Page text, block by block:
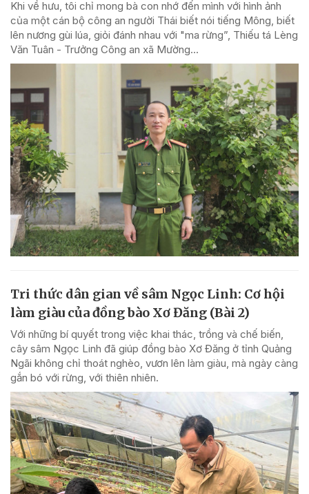
Khi về hưu, tôi chỉ mong bà con nhớ đến mình với hình ảnh
của một cán bộ công an người Thái biết nói tiếng Mông, biết
lên nương gùi lúa, giỏi đánh nhau với "ma rừng”, Thiếu tá Lèng
Văn Tuân - Trưởng Công an xã Mường...
Tri thức dân gian về sâm Ngọc Linh: Cơ hội
làm giàu của đồng bào Xơ Đăng (Bài 2)
Với những bí quyết trong việc khai thác, trồng và chế biến,
cây sâm Ngọc Linh đã giúp đồng bào Xơ Đăng ở tỉnh Quảng
Ngãi không chỉ thoát nghèo, vươn lên làm giàu, mà ngày càng
gắn bó với rừng, với thiên nhiên.